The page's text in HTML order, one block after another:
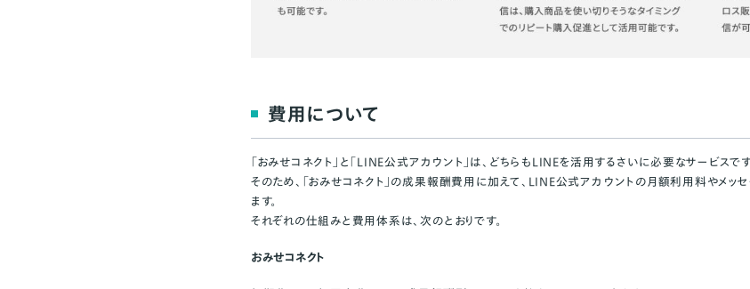
費用について
「おみせコネクト」と「LINE公式アカウント」は、どちらもLINEを活用するさいに必要なサービスです
そのため、「おみせコネクト」の成果報酬費用に加えて、LINE公式アカウントの月額利用料やメ
ます。
それぞれの仕組みと費用体系は、次のとおりです。
おみせコネクト